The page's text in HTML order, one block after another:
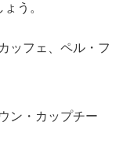
う。
ッフェ、ペル・フ
ン・カップチー